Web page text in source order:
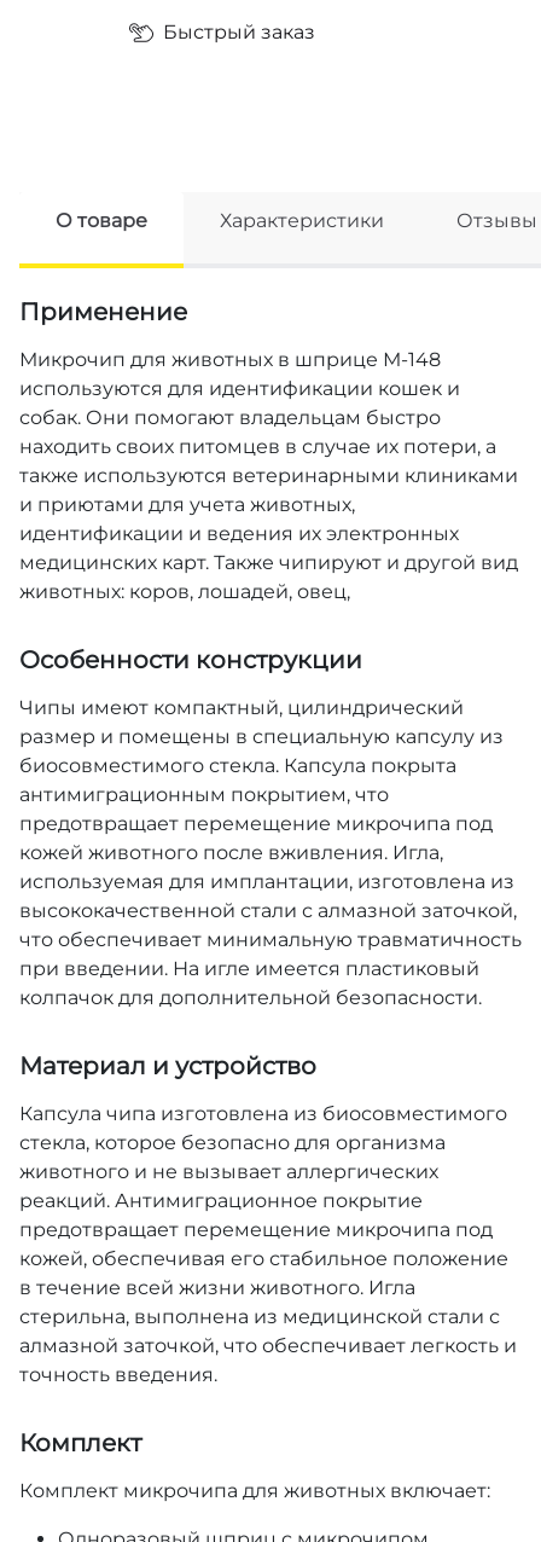
О товаре Характеристики Отзывы
Применение
Микрочип для животных в шприце М-148
используются для идентификации кошек и
собак. Они помогают владельцам быстро
находить своих питомцев в случае их потери, а
также используются ветеринарными клиниками
и приютами для учета животных,
идентификации и ведения их электронных
медицинских карт. Также чипируют и другой вид
животных: коров, лошадей, овец,
Особенности конструкции
Чипы имеют компактный, цилиндрический
размер и помещены в специальную капсулу из
биосовместимого стекла. Капсула покрыта
антимиграционным покрытием, что
предотвращает перемещение микрочипа под
кожей животного после вживления. Игла,
используемая для имплантации, изготовлена из
высококачественной стали с алмазной заточкой,
что обеспечивает минимальную травматичность
при введении. На игле имеется пластиковый
колпачок для дополнительной безопасности.
Материал и устройство
Капсула чипа изготовлена из биосовместимого
стекла, которое безопасно для организма
животного и не вызывает аллергических
реакций. Антимиграционное покрытие
предотвращает перемещение микрочипа под
кожей, обеспечивая его стабильное положение
в течение всей жизни животного. Игла
стерильна, выполнена из медицинской стали с
алмазной заточкой, что обеспечивает легкость и
точность введения.
Комплект
Комплект микрочипа для животных включает:
Быстрый заказ